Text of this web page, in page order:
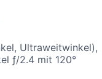
Ultraweitwinkel),
ƒ/2.4 mit 120°